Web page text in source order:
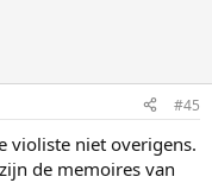
#45
violiste niet overigens.
de memoires van